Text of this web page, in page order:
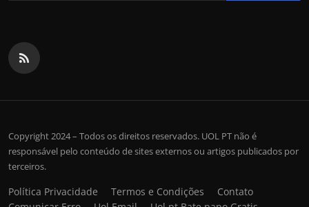
Copyright 2024 – Todos os direitos reservados. UOL PT não é
responsável pelo conteúdo de sites externos ou artigos publicados por
terceiros.
Política Privacidade Termos e Condições
Contato